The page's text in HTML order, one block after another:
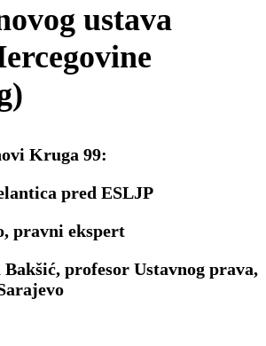
ustava
Kruga 99:
pred ESLJP
pravni ekspert
profesor Ustavnog prava,